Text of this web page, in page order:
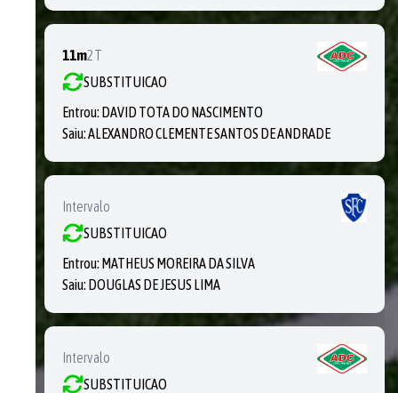
11m2T
SUBSTITUICAO
Entrou: DAVID TOTA DO NASCIMENTO
Saiu:ALEXANDRO CLEMENTE SANTOS DE ANDRADE
Intervalo
SUBSTITUICAO
Entrou: MATHEUS MOREIRA DA SILVA
Saiu: DOUGLAS DE JESUS LIMA
Intervalo
SUBSTITUICAO